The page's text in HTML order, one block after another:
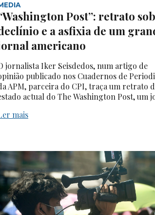
Post”: retrato
e a asfixia de um
americano
jornalista Iker Seisdedos, num artigo de
publicado nos Cuadernos de
APM, parceira do CPI, traça um retrato
actual do The Washington Post, um
mais